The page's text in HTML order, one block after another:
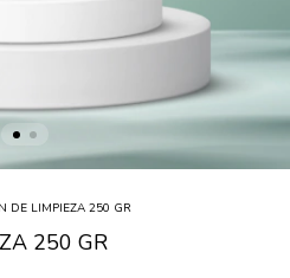
DE LIMPIEZA 250 GR
250 GR